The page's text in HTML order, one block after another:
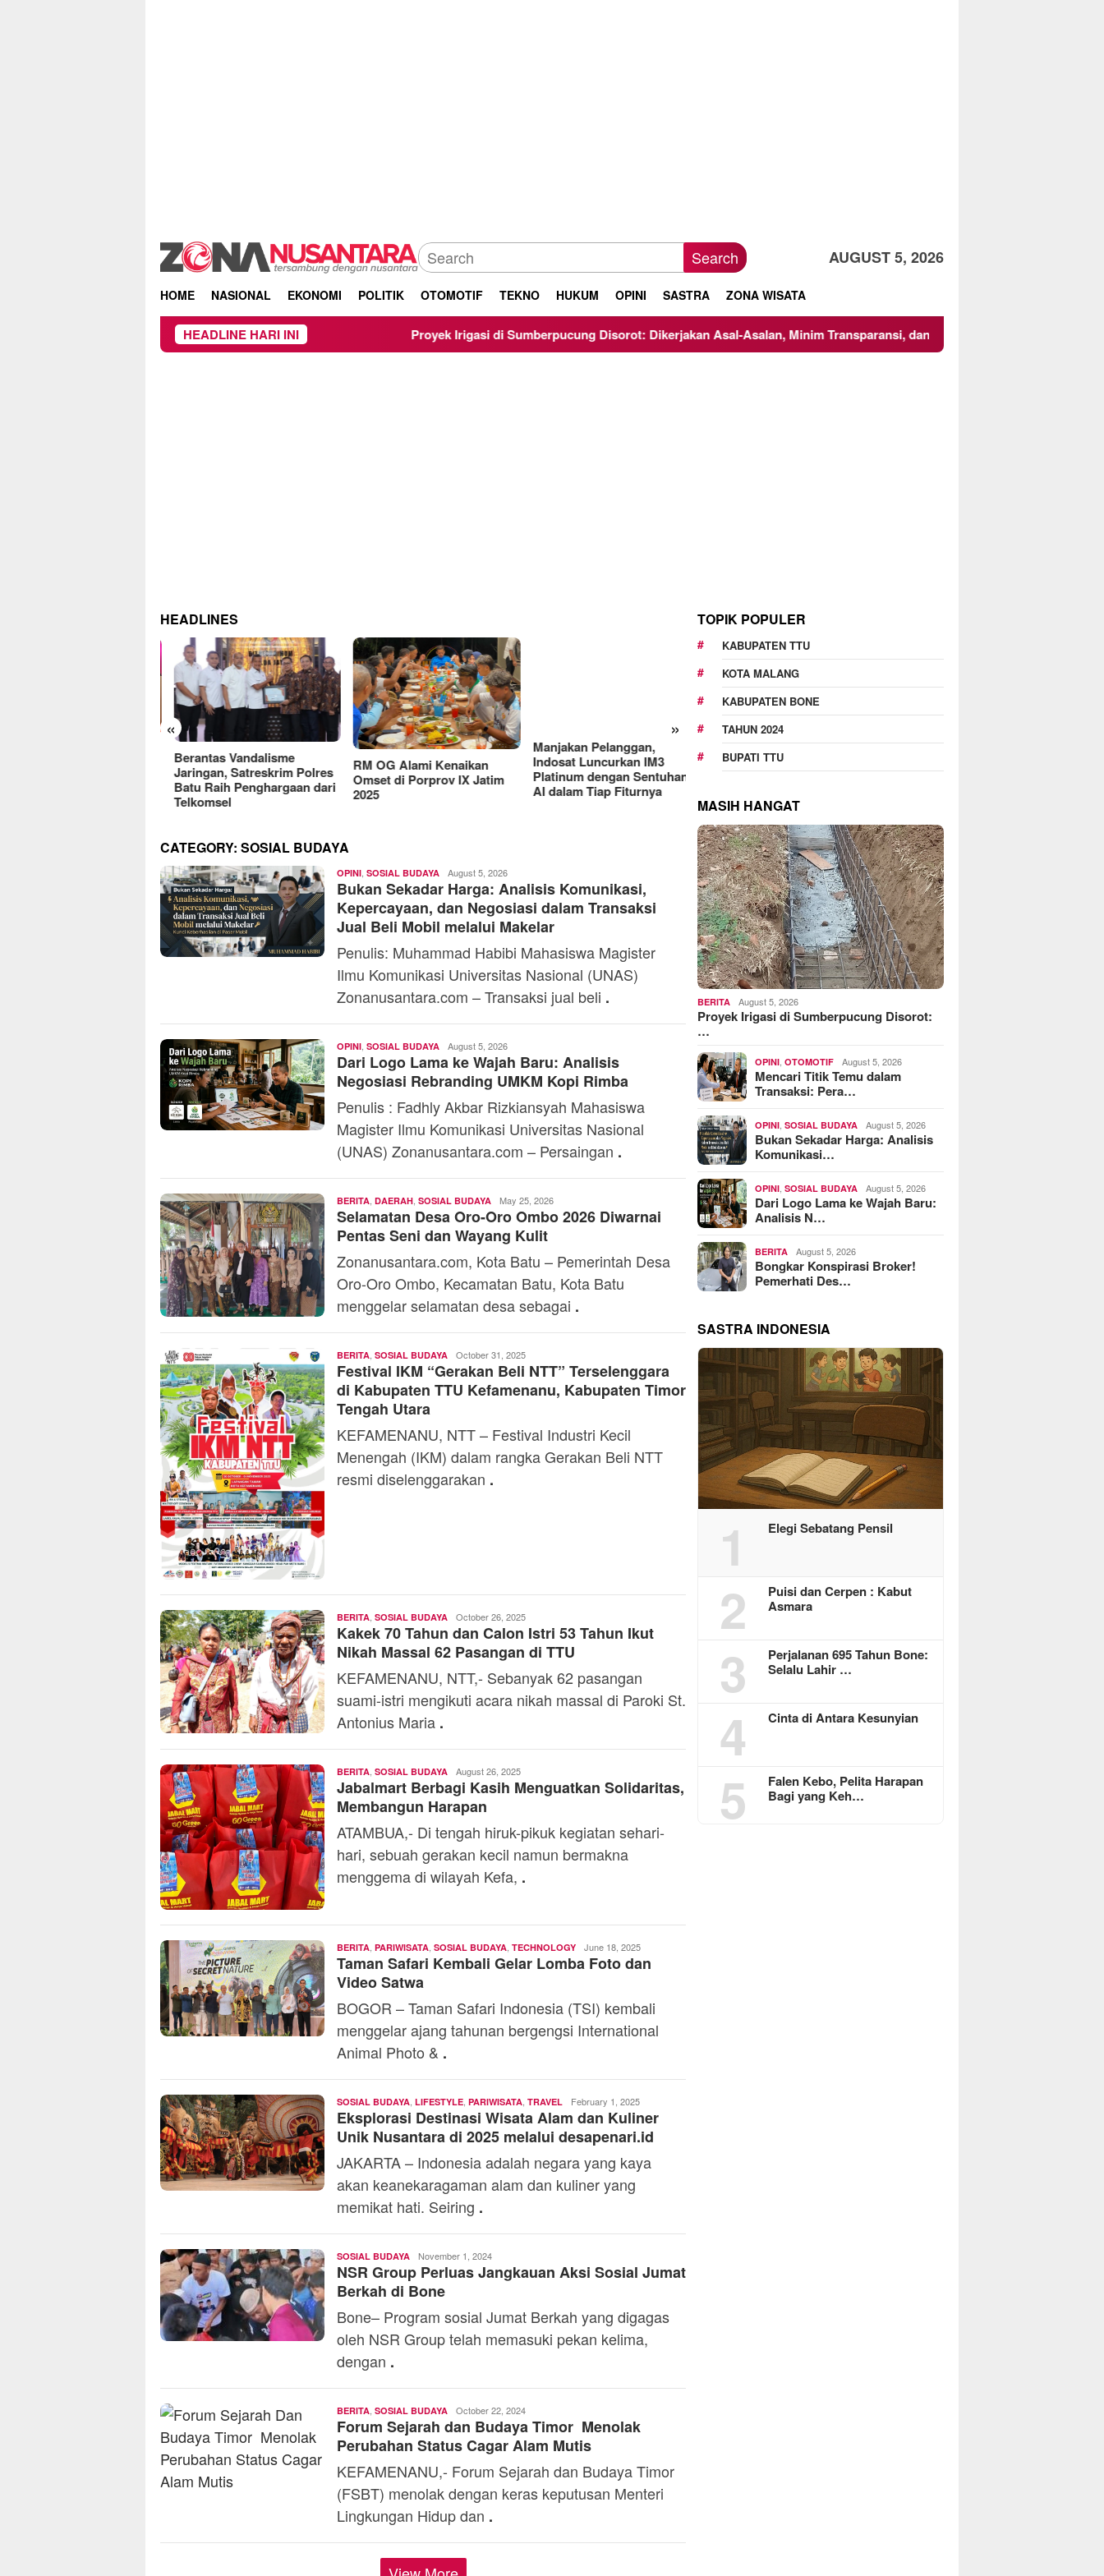
Search AUGUST 5, 2026
HOME NASIONAL EKONOMI POLITIK OTOMOTIF TEKNO HUKUM OPINI SASTRA ZONA WISATA
HEADLINE HARI INI Proyek Irigasi di Sumberpucung Disorot: Dikerjakan Asal-Asalan, Minim Transparansi, dan Abaikan K3
HEADLINES
« »
Berantas Vandalisme
Jaringan, Satreskrim Polres
Batu Raih Penghargaan dari
Telkomsel
RM OG Alami Kenaikan
Omset di Porprov IX Jatim
2025
Manjakan Pelanggan,
Indosat Luncurkan IM3
Platinum dengan Sentuhan
RAT Koperasi Jasa Widyani
Sejahtera Institut Perbanas,
CATEGORY: SOSIAL BUDAYA
OPINI, SOSIAL BUDAYA Andi
Mardana
August 5, 2026
Bukan Sekadar Harga: Analisis Komunikasi,
Kepercayaan, dan Negosiasi dalam Transaksi
Jual Beli Mobil melalui Makelar
Penulis: Muhammad Habibi Mahasiswa Magister
Ilmu Komunikasi Universitas Nasional (UNAS)
Zonanusantara.com – Transaksi jual beli .
OPINI, SOSIAL BUDAYA Andi
Mardana
August 5, 2026
Dari Logo Lama ke Wajah Baru: Analisis
Negosiasi Rebranding UMKM Kopi Rimba
Penulis : Fadhly Akbar Rizkiansyah Mahasiswa
Magister Ilmu Komunikasi Universitas Nasional
(UNAS) Zonanusantara.com – Persaingan .
BERITA, DAERAH, SOSIAL BUDAYA Kharisma
May 25, 2026
Selamatan Desa Oro-Oro Ombo 2026 Diwarnai
Pentas Seni dan Wayang Kulit
Zonanusantara.com, Kota Batu – Pemerintah Desa
Oro-Oro Ombo, Kecamatan Batu, Kota Batu
menggelar selamatan desa sebagai .
BERITA, SOSIAL BUDAYA Ali
Kaba
October 31, 2025
Festival IKM “Gerakan Beli NTT” Terselenggara
di Kabupaten TTU Kefamenanu, Kabupaten Timor
Tengah Utara
KEFAMENANU, NTT – Festival Industri Kecil
Menengah (IKM) dalam rangka Gerakan Beli NTT
resmi diselenggarakan .
BERITA, SOSIAL BUDAYA
Kaba
October 26, 2025
Kakek 70 Tahun dan Calon Istri 53 Tahun Ikut
Nikah Massal 62 Pasangan di TTU
KEFAMENANU, NTT,- Sebanyak 62 pasangan
suami-istri mengikuti acara nikah massal di Paroki St.
Antonius Maria .
BERITA, SOSIAL BUDAYA Ali
Kaba
August 26, 2025
Jabalmart Berbagi Kasih Menguatkan Solidaritas,
Membangun Harapan
ATAMBUA,- Di tengah hiruk-pikuk kegiatan sehari-
hari, sebuah gerakan kecil namun bermakna
menggema di wilayah Kefa, .
BERITA, PARIWISATA, SOSIAL BUDAYA, TECHNOLOGY
Andi
Mardana
June 18, 2025
Taman Safari Kembali Gelar Lomba Foto dan
Video Satwa
BOGOR – Taman Safari Indonesia (TSI) kembali
menggelar ajang tahunan bergengsi International
Animal Photo & .
SOSIAL BUDAYA, LIFESTYLE, PARIWISATA, TRAVEL Andi
Mardana
February 1, 2025
Eksplorasi Destinasi Wisata Alam dan Kuliner
Unik Nusantara di 2025 melalui desapenari.id
JAKARTA – Indonesia adalah negara yang kaya
akan keanekaragaman alam dan kuliner yang
memikat hati. Seiring .
SOSIAL BUDAYA Yosef
Naiobe
November 1, 2024
NSR Group Perluas Jangkauan Aksi Sosial Jumat
Berkah di Bone
Bone– Program sosial Jumat Berkah yang digagas
oleh NSR Group telah memasuki pekan kelima,
dengan .
BERITA, SOSIAL BUDAYA Ali
Kaba
October 22, 2024
Forum Sejarah dan Budaya Timor Menolak
Perubahan Status Cagar Alam Mutis
KEFAMENANU,- Forum Sejarah dan Budaya Timor
(FSBT) menolak dengan keras keputusan Menteri
Lingkungan Hidup dan .
TOPIK POPULER
KABUPATEN TTU
KOTA MALANG
KABUPATEN BONE
TAHUN 2024
BUPATI TTU
MASIH HANGAT
BERITA August 5, 2026
Proyek Irigasi di Sumberpucung Disorot:
…
OPINI ,OTOMOTIF August 5, 2026
Mencari Titik Temu dalam
Transaksi: Pera…
OPINI ,SOSIAL BUDAYA August 5, 2026
Bukan Sekadar Harga: Analisis
Komunikasi…
OPINI ,SOSIAL BUDAYA August 5, 2026
Dari Logo Lama ke Wajah Baru:
Analisis N…
BERITA August 5, 2026
Bongkar Konspirasi Broker!
Pemerhati Des…
SASTRA INDONESIA
1 Elegi Sebatang Pensil
2
Puisi dan Cerpen : Kabut
Asmara
3
Perjalanan 695 Tahun Bone:
Selalu Lahir …
4 Cinta di Antara Kesunyian
5
Falen Kebo, Pelita Harapan
Bagi yang Keh…